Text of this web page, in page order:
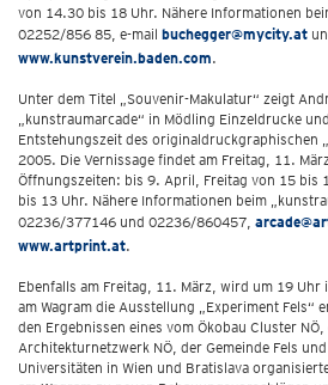
von 14.30 bis 18 Uhr. Nähere Informationen
02252/856 85, e-mail buchegger@mycity.at
www.kunstverein.baden.com.
Unter dem Titel „Souvenir-Makulatur“ zeigt
„kunstraumarcade“ in Mödling Einzeldrucke
Entstehungszeit des originaldruckgraphischen
2005. Die Vernissage findet am Freitag, 11.
Öffnungszeiten: bis 9. April, Freitag von 15 bis
bis 13 Uhr. Nähere Informationen beim
02236/377146 und 02236/860457,
www.artprint.at.
Ebenfalls am Freitag, 11. März, wird um 19 Uhr
am Wagram die Ausstellung „Experiment Fels“
den Ergebnissen eines vom Ökobau Cluster NÖ,
Architekturnetzwerk NÖ, der Gemeinde Fels
Universitäten in Wien und Bratislava